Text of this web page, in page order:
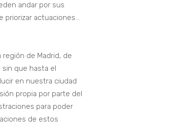
andar por sus
priorizar actuaciones…
de Madrid, de
sin que hasta el
en nuestra ciudad
propia por parte del
para poder
de estos